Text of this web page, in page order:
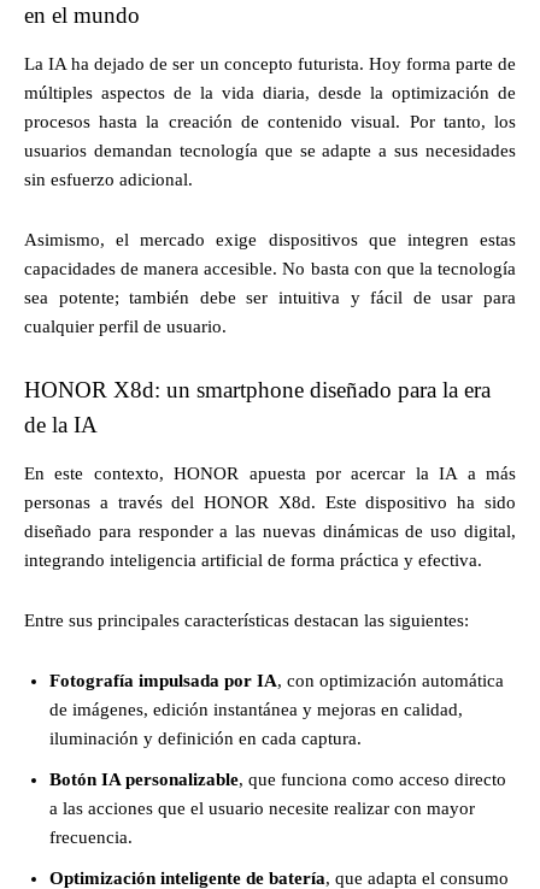
en el mundo
La IA ha dejado de ser un concepto futurista. Hoy forma parte de
múltiples aspectos de la vida diaria, desde la optimización de
procesos hasta la creación de contenido visual. Por tanto, los
usuarios demandan tecnología que se adapte a sus necesidades
sin esfuerzo adicional.
Asimismo, el mercado exige dispositivos que integren estas
capacidades de manera accesible. No basta con que la tecnología
sea potente; también debe ser intuitiva y fácil de usar para
cualquier perfil de usuario.
HONOR X8d: un smartphone diseñado para la era
de la IA
En este contexto, HONOR apuesta por acercar la IA a más
personas a través del HONOR X8d. Este dispositivo ha sido
diseñado para responder a las nuevas dinámicas de uso digital,
integrando inteligencia artificial de forma práctica y efectiva.
Entre sus principales características destacan las siguientes:
Fotografía impulsada por IA, con optimización automática
de imágenes, edición instantánea y mejoras en calidad,
iluminación y definición en cada captura.
Botón IA personalizable, que funciona como acceso directo
a las acciones que el usuario necesite realizar con mayor
frecuencia.
Optimización inteligente de batería, que adapta el consumo